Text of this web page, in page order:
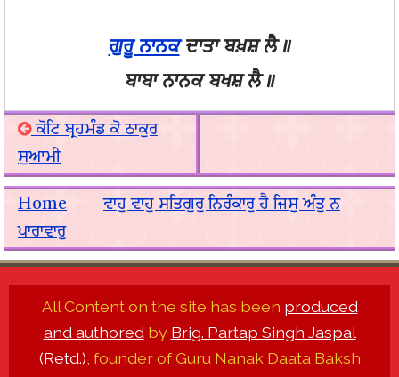
ਗੁਰੂ ਨਾਨਕਦਾਤਾ ਬਖ਼ਸ਼ ਲੈ॥
ਬਾਬਾ ਨਾਨਕ ਬਖਸ਼ ਲੈ॥
ਕੋਟਿ ਬ੍ਰਹਮੰਡ ਕੋ ਠਾਕੁਰ
ਸੁਆਮੀ
Home |ਵਾਹੁ ਵਾਹੁ ਸਤਿਗੁਰੁ ਨਿਰੰਕਾਰੁ ਹੈ ਜਿਸੁ ਅੰਤੁ ਨ
ਪਾਰਾਵਾਰੁ
All Content on the site has been produced
and authored by Brig. Partap Singh Jaspal
(Retd.) , founder of Guru Nanak Daata Baksh